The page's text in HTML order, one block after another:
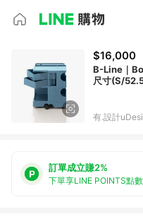
$16,000
B-Line｜
尺寸(S/
有.設計
訂單成立賺2%
下單享LINE POINTS點數